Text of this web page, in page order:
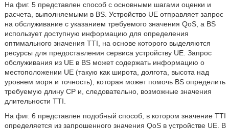
На фиг. 5 представлен способ с основными шагами оценки и
расчета, выполняемыми в BS. Устройство UE отправляет запрос
на обслуживание с указанием требуемого значения QoS, a BS
использует доступную информацию для определения
оптимального значения TTI, на основе которого выделяются
ресурсы для предоставления сервиса устройству UE. Запрос
обслуживания из UE в BS может содержать информацию о
местоположении UE (такую как широта, долгота, высота над
уровнем моря и точность), которая может помочь BS определить
требуемую длину CP и, следовательно, возможные значения
длительности TTI.
На фиг. 6 представлен подобный способ, в котором значение TTI
определяется из запрошенного значения QoS в устройстве UE. В